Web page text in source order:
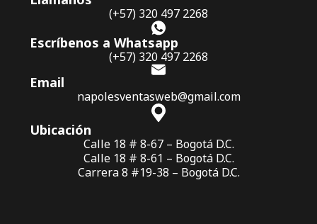
(+57) 320 497 2268
Escríbenos a Whatsapp
(+57) 320 497 2268
Email
napolesventasweb@gmail.com
Ubicación
Calle 18 # 8-67 – Bogotá D.C.
Calle 18 # 8-61 – Bogotá D.C.
Carrera 8 #19-38 – Bogotá D.C.